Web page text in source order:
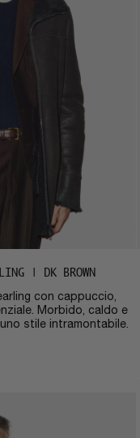
| DK BROWN
con cappuccio,
Morbido, caldo e
stile intramontabile.